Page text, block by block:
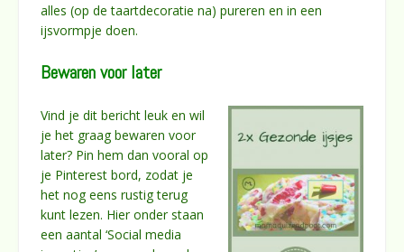
alles (op de taartdecoratie na) pureren en in een
ijsvormpje doen.
Bewaren voor later
Vind je dit bericht leuk en wil
je het graag bewaren voor
later? Pin hem dan vooral op
je Pinterest bord, zodat je
het nog eens rustig terug
kunt lezen. Hier onder staan
een aantal ‘Social media